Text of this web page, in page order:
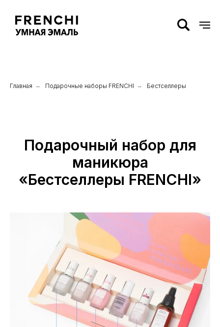
Главная → Подарочные наборы FRENCHI → Бестселлеры
Подарочный набор для
маникюра
«Бестселлеры FRENCHI»